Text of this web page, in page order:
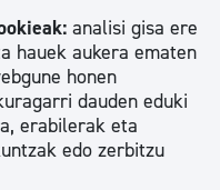
analisi gisa ere
hauek aukera ematen
honen
dauden eduki
erabilerak eta
edo zerbitzu